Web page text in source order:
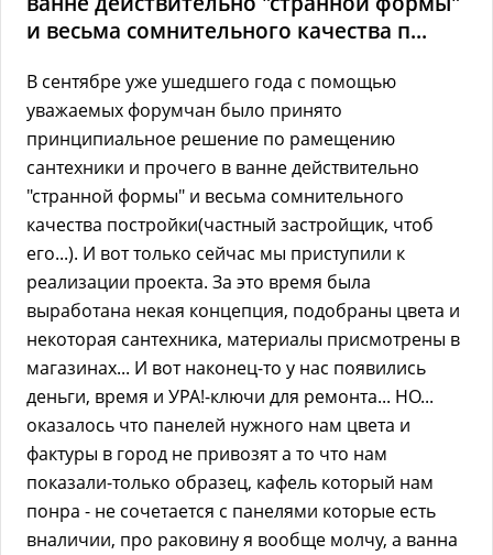
и весьма сомнительного качества п...
В сентябре уже ушедшего года с помощью
уважаемых форумчан было принято
принципиальное решение по рамещению
сантехники и прочего в ванне действительно
"странной формы" и весьма сомнительного
качества постройки(частный застройщик, чтоб
его...). И вот только сейчас мы приступили к
реализации проекта. За это время была
выработана некая концепция, подобраны цвета и
некоторая сантехника, материалы присмотрены в
магазинах... И вот наконец-то у нас появились
деньги, время и УРА!-ключи для ремонта... НО...
оказалось что панелей нужного нам цвета и
фактуры в город не привозят а то что нам
показали-только образец, кафель который нам
понра - не сочетается с панелями которые есть
вналичии, про раковину я вообще молчу, а ванна